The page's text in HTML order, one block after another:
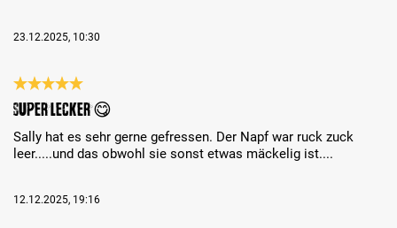
23.12.2025, 10:30
Évaluation avec une note de 5 sur 5 étoiles
Super lecker 😋
Sally hat es sehr gerne gefressen. Der Napf war ruck zuck
leer.....und das obwohl sie sonst etwas mäckelig ist....
12.12.2025, 19:16